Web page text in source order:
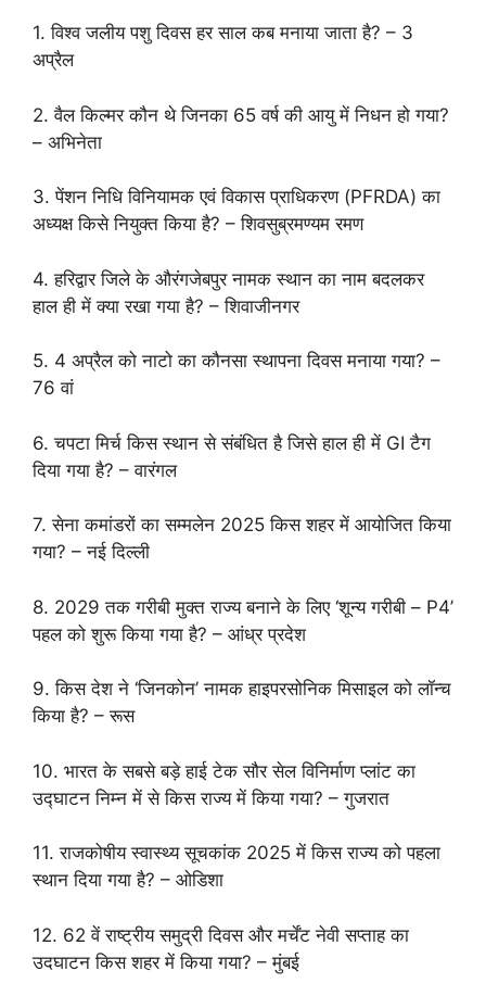
1. विश्व जलीय पशु दिवस हर साल कब मनाया जाता है? – 3
अप्रैल
2. वैल किल्मर कौन थे जिनका 65 वर्ष की आयु में निधन हो गया?
– अभिनेता
3. पेंशन निधि विनियामक एवं विकास प्राधिकरण (PFRDA) का
अध्यक्ष किसे नियुक्त किया है? – शिवसुब्रमण्यम रमण
4. हरिद्वार जिले के औरंगजेबपुर नामक स्थान का नाम बदलकर
हाल ही में क्या रखा गया है? – शिवाजीनगर
5. 4 अप्रैल को नाटो का कौनसा स्थापना दिवस मनाया गया? –
76 वां
6. चपटा मिर्च किस स्थान से संबंधित है जिसे हाल ही में GI टैग
दिया गया है? – वारंगल
7. सेना कमांडरों का सम्मलेन 2025 किस शहर में आयोजित किया
गया? – नई दिल्ली
8. 2029 तक गरीबी मुक्त राज्य बनाने के लिए ‘शून्य गरीबी – P4’
पहल को शुरू किया गया है? – आंध्र प्रदेश
9. किस देश ने ‘जिनकोन’ नामक हाइपरसोनिक मिसाइल को लॉन्च
किया है? – रूस
10. भारत के सबसे बड़े हाई टेक सौर सेल विनिर्माण प्लांट का
उद्घाटन निम्न में से किस राज्य में किया गया? – गुजरात
11. राजकोषीय स्वास्थ्य सूचकांक 2025 में किस राज्य को पहला
स्थान दिया गया है? – ओडिशा
12. 62 वें राष्ट्रीय समुद्री दिवस और मर्चेंट नेवी सप्ताह का
उदघाटन किस शहर में किया गया? – मुंबई